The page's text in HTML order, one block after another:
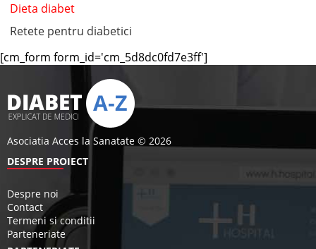
Dieta diabet
Retete pentru diabetici
[cm_form form_id='cm_5d8dc0fd7e3ff']
Asociatia Acces la Sanatate © 2026
DESPRE PROIECT
Despre noi
Contact
Termeni si conditii
Parteneriate